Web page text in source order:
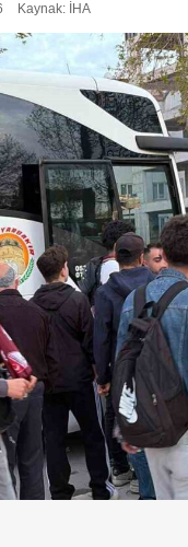
Kaynak: İHA